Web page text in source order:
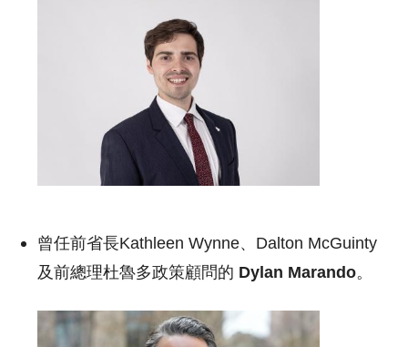
曾任前省長Kathleen Wynne、Dalton McGuinty
及前總理杜魯多政策顧問的 Dylan Marando。